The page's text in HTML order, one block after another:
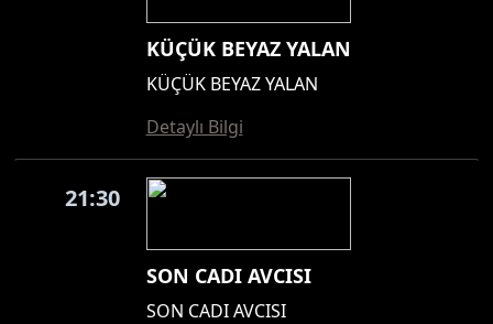
KÜÇÜK BEYAZ YALAN
KÜÇÜK BEYAZ YALAN
Detaylı Bilgi
21:30
SON CADI AVCISI
SON CADI AVCISI